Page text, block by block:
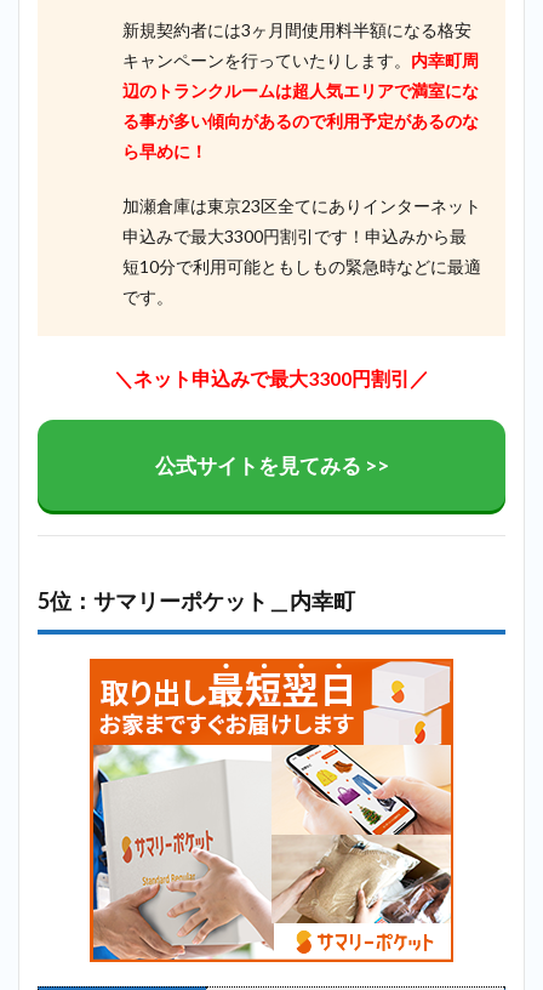
新規契約者には3ヶ月間使用料半額になる格安
キャンペーンを行っていたりします。 内幸町周
辺のトランクルームは超人気エリアで満室にな
る事が多い傾向があるので利用予定があるのな
ら早めに！
加瀬倉庫は東京23区全てにありインターネット
申込みで最大3300円割引です！申込みから最
短10分で利用可能ともしもの緊急時などに最適
です。
＼ネット申込みで最大3300円割引／
公式サイトを見てみる >>
5位：サマリーポケット＿内幸町